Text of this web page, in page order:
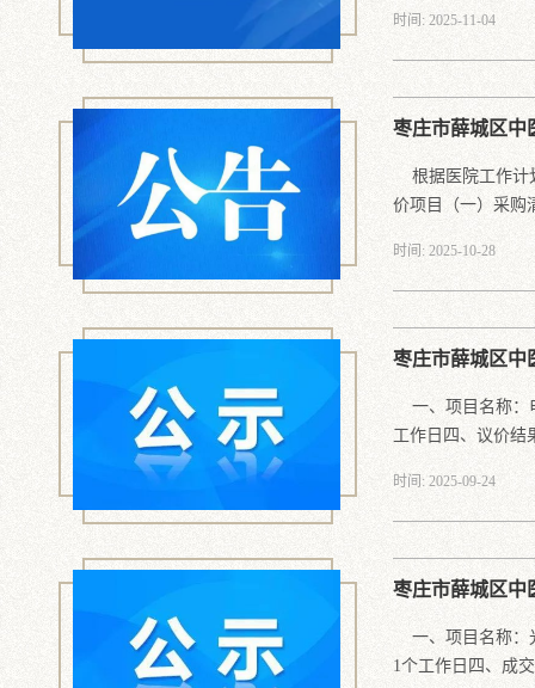
时间: 2025-11-04
枣庄市薛城区中
根据医院工作计
价项目（一）采购
时间: 2025-10-28
枣庄市薛城区中
一、项目名称：
工作日四、议价结
时间: 2025-09-24
枣庄市薛城区中
一、项目名称：
1个工作日四、成